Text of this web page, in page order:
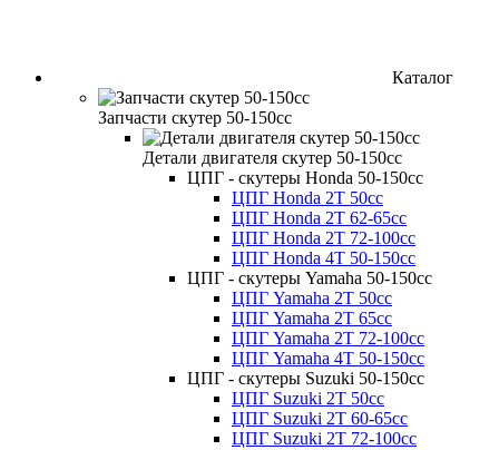
Каталог
Запчасти скутер 50-150cc
Детали двигателя скутер 50-150cc
ЦПГ - скутеры Honda 50-150cc
ЦПГ Honda 2Т 50cc
ЦПГ Honda 2Т 62-65cc
ЦПГ Honda 2Т 72-100cc
ЦПГ Honda 4Т 50-150cc
ЦПГ - скутеры Yamaha 50-150cc
ЦПГ Yamaha 2Т 50cc
ЦПГ Yamaha 2Т 65cc
ЦПГ Yamaha 2Т 72-100cc
ЦПГ Yamaha 4Т 50-150cc
ЦПГ - скутеры Suzuki 50-150cc
ЦПГ Suzuki 2Т 50cc
ЦПГ Suzuki 2Т 60-65cc
ЦПГ Suzuki 2Т 72-100cc